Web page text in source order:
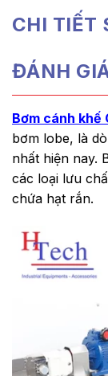
CHI TIẾT
ĐÁNH
Bơm cánh khế
bơm lobe, là
nhất hiện nay.
các loại lưu
chứa hạt rắn.